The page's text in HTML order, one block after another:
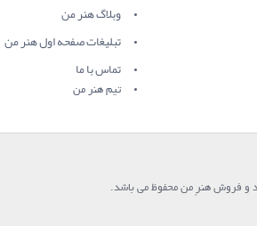
وبلاگ هنر من
تبلیغات صفحه اول هنر من
تماس با ما
تیم هنر من